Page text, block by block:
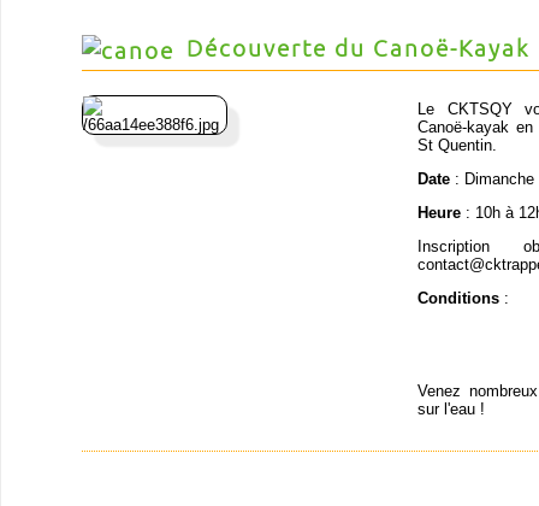
Découverte du Canoë-Kayak
Le CKTSQY
Canoë-kayak
St Quentin.
Date :
Heure : 10h à
Inscription
Conditions :
Venez
sur l'eau !